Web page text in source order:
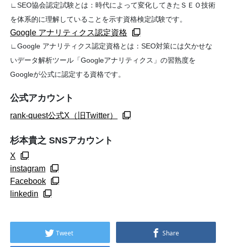
∟SEO協会認定試験とは：時代によって変化してきたＳＥＯ技術
を体系的に理解していることを示す資格検定試験です。
Google アナリティクス認定資格
∟Google アナリティクス認定資格とは：SEO対策には欠かせな
いデータ解析ツール「Googleアナリティクス」の習熟度を
Googleが公式に認定する資格です。
公式アカウント
rank-quest公式X（旧Twitter）
杉本貴之 SNSアカウント
X
instagram
Facebook
linkedin
Tweet Share